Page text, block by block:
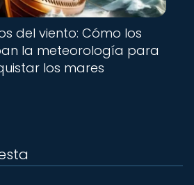
del viento: Cómo los
la meteorología para
los mares